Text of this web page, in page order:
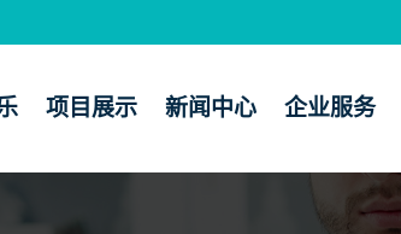
项目展示 新闻中心 企业服务